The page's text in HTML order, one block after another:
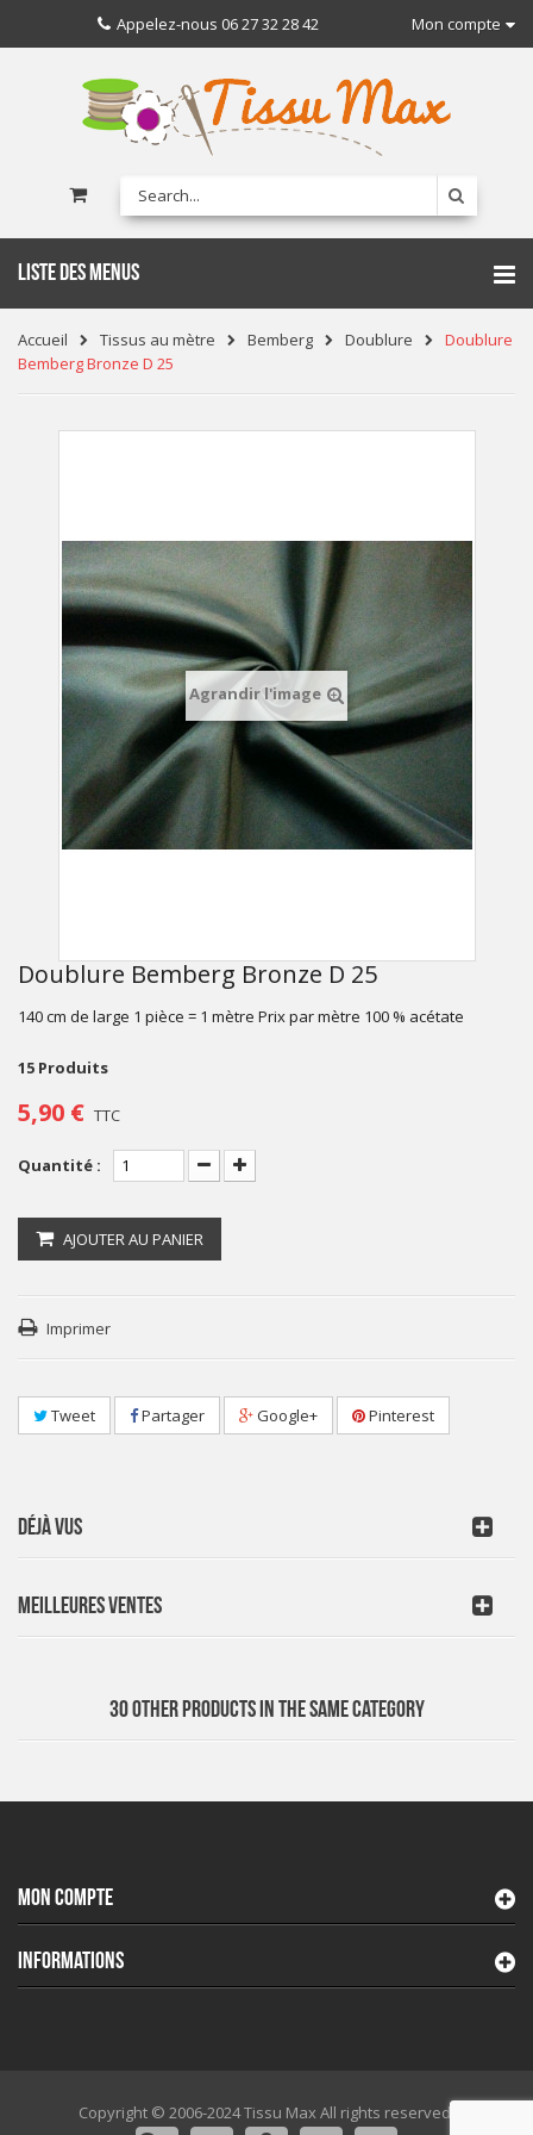
Mon compte
Appelez-nous 06 27 32 28 42
LISTE DES MENUS
Accueil Tissus au mètre Bemberg Doublure
Doublure
Bemberg Bronze D 25
Agrandir l'image
Doublure Bemberg Bronze D 25
140 cm de large 1 pièce = 1 mètre Prix par mètre 100 % acétate
15 Produits
5,90 € TTC
Quantité :
AJOUTER AU PANIER
Imprimer
Tweet Partager Google+ Pinterest
DÉJÀ VUS
MEILLEURES VENTES
30 OTHER PRODUCTS IN THE SAME CATEGORY
MON COMPTE
INFORMATIONS
Copyright © 2006-2024 Tissu Max All rights reserved.